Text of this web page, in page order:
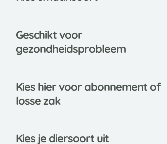
Geschikt voor
gezondheidsprobleem
Kies hier voor abonnement of
losse zak
Kies je diersoort uit